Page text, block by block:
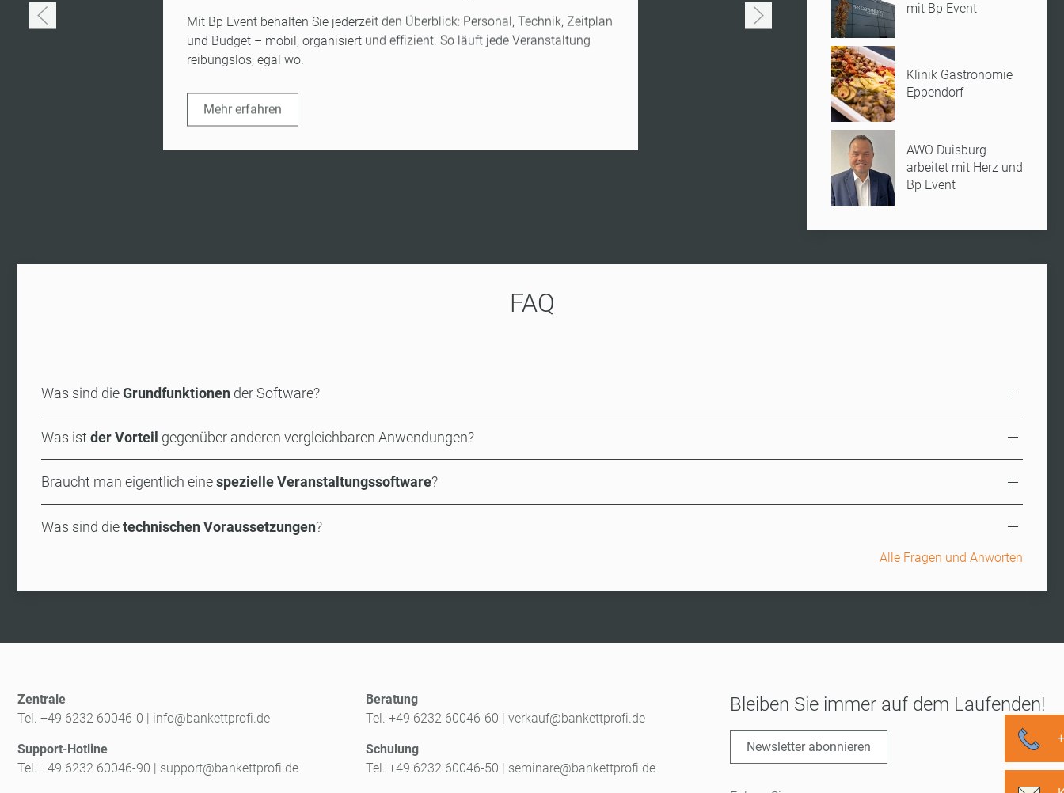
Mit Bp Event behalten Sie jederzeit den Überblick: Personal, Technik, Zeitplan
und Budget – mobil, organisiert und effizient. So läuft jede Veranstaltung
reibungslos, egal wo.
Mehr erfahren
mit Bp Event
Klinik Gastronomie
Eppendorf
AWO Duisburg
arbeitet mit Herz und
Bp Event
FAQ
Was sind dieGrundfunktionen der Software?
Was ist der Vorteil gegenüber anderen vergleichbaren Anwendungen?
Braucht man eigentlich einespezielle Veranstaltungssoftware?
Was sind dietechnischen Voraussetzungen?
Alle Fragen und Anworten
Zentrale
Tel. +49 6232 60046-0 | info@bankettprofi.de
Support-Hotline
Tel. +49 6232 60046-90 | support@bankettprofi.de
Beratung
Tel. +49 6232 60046-60 | verkauf@bankettprofi.de
Schulung
Tel. +49 6232 60046-50 | seminare@bankettprofi.de
Bleiben Sie immer auf dem Laufenden!
Newsletter abonnieren